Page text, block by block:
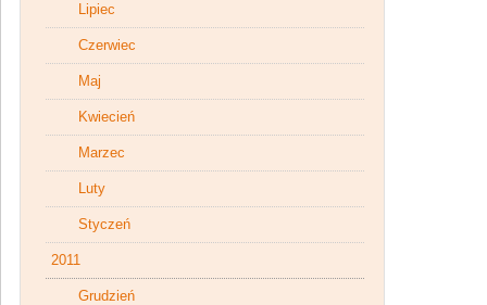
Lipiec
Czerwiec
Maj
Kwiecień
Marzec
Luty
Styczeń
2011
Grudzień